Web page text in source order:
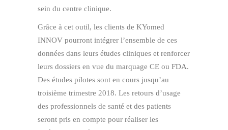
sein du centre clinique.
Grâce à cet outil, les clients de KYomed
INNOV pourront intégrer l’ensemble de ces
données dans leurs études cliniques et renforcer
leurs dossiers en vue du marquage CE ou FDA.
Des études pilotes sont en cours jusqu’au
troisième trimestre 2018. Les retours d’usage
des professionnels de santé et des patients
seront pris en compte pour réaliser les